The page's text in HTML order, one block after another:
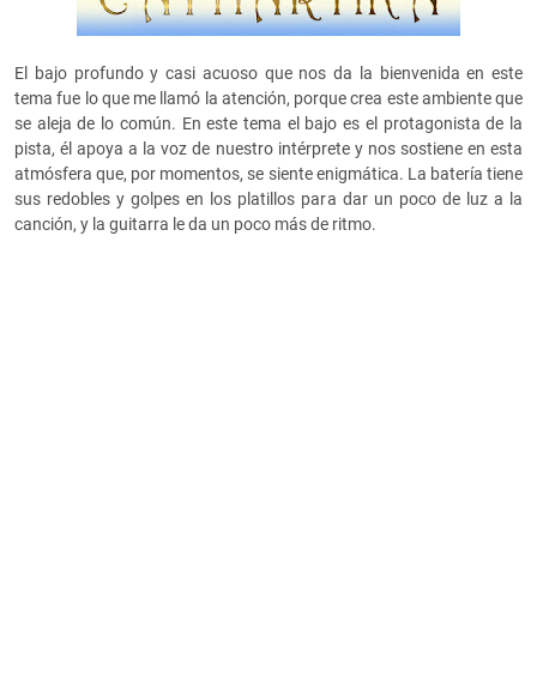
El bajo profundo y casi acuoso que nos da la bienvenida en este
tema fue lo que me llamó la atención, porque crea este ambiente que
se aleja de lo común. En este tema el bajo es el protagonista de la
pista, él apoya a la voz de nuestro intérprete y nos sostiene en esta
atmósfera que, por momentos, se siente enigmática. La batería tiene
sus redobles y golpes en los platillos para dar un poco de luz a la
canción, y la guitarra le da un poco más de ritmo.